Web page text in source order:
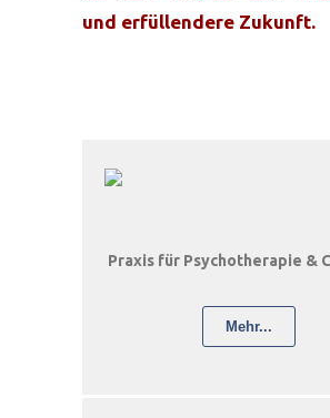
und erfüllendere Zukunft.
Praxis für Psychotherapie &
Mehr...